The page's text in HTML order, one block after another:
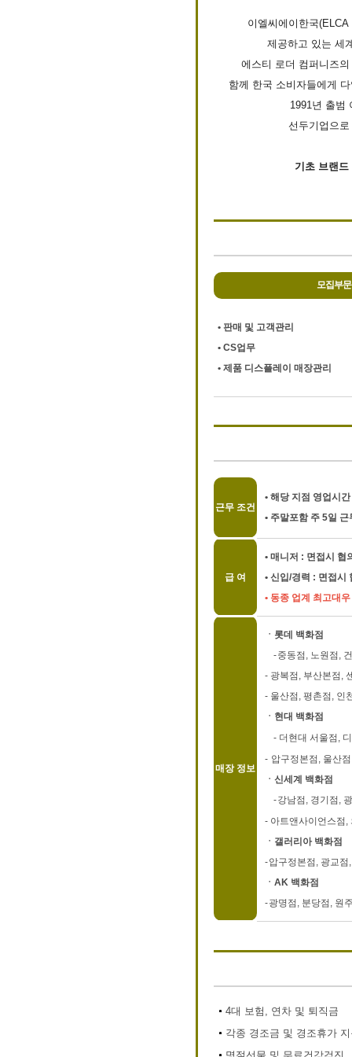
이엘씨에이한국
제공하고 있는 세
에스티 로더 컴퍼니즈
함께 한국 소비자들에게
1991년 출범
선두기업으
기초 브랜
모집부문
• 판매 및 고객관리
• CS업무
• 제품 디스플레이 매장관리
근무 조건
• 해당 지점 영업시
• 주말포함 주 5일 근
급 여
• 매니저 : 면접시 협
• 신입/경력 : 면접시
• 동종 업계 최고대
매장 정보
ㆍ롯데 백화점
-중동점, 노원점,
- 광복점, 부산본점,
- 울산점, 평촌점, 인
ㆍ현대 백화점
- 더현대 서울점,
- 압구정본점, 울산
ㆍ신세계 백화점
-강남점, 경기점,
- 아트앤사이언스점,
ㆍ갤러리아 백화점
-압구정본점, 광교
ㆍAK 백화점
-광명점, 분당점, 원
4대 보험, 연차 및 퇴직금
각종 경조금 및 경조휴가